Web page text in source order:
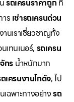
รถเครนราคาถูกที่
ร เช่ารถเครนด่วน
นเราเชี่ยวชาญทั้ง
เทนเนอร์,รถเครน
กร น้ำหนักมาก
เครนงานโกดัง, ไป
ฉพาะทางอย่างรถ